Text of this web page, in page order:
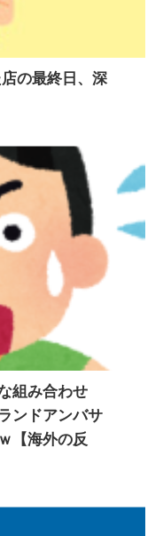
の最終日、深
組み合わせ
ンドアンバサ
【海外の反